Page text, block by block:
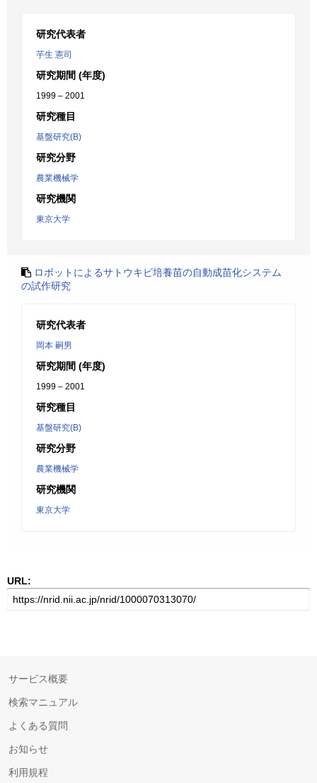
研究代表者
芋生 憲司
研究期間 (年度)
1999 – 2001
研究種目
基盤研究(B)
研究分野
農業機械学
研究機関
東京大学
ロボットによるサトウキビ培養苗の自動成苗化システム
の試作研究
研究代表者
岡本 嗣男
研究期間 (年度)
1999 – 2001
研究種目
基盤研究(B)
研究分野
農業機械学
研究機関
東京大学
URL:
サービス概要
検索マニュアル
よくある質問
お知らせ
利用規程